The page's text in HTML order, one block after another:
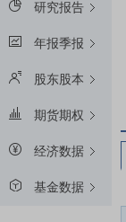
研究报告
年报季报
股东股本
期货期权
经济数据
基金数据